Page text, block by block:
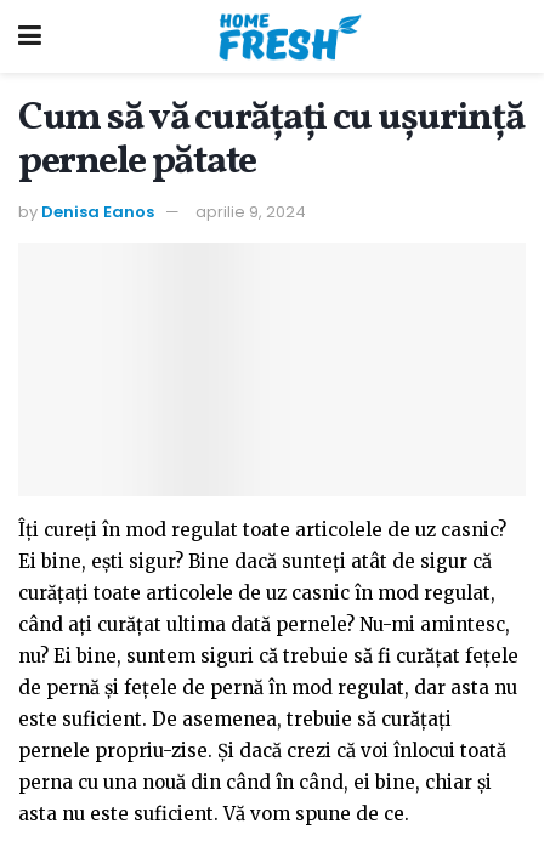
Cum să vă curățați cu ușurință
pernele pătate
by Denisa Eanos aprilie 9, 2024
Îți cureți în mod regulat toate articolele de uz casnic?
Ei bine, ești sigur? Bine dacă sunteți atât de sigur că
curățați toate articolele de uz casnic în mod regulat,
când ați curățat ultima dată pernele? Nu-mi amintesc,
nu? Ei bine, suntem siguri că trebuie să fi curățat fețele
de pernă și fețele de pernă în mod regulat, dar asta nu
este suficient. De asemenea, trebuie să curățați
pernele propriu-zise. Și dacă crezi că voi înlocui toată
perna cu una nouă din când în când, ei bine, chiar și
asta nu este suficient. Vă vom spune de ce.